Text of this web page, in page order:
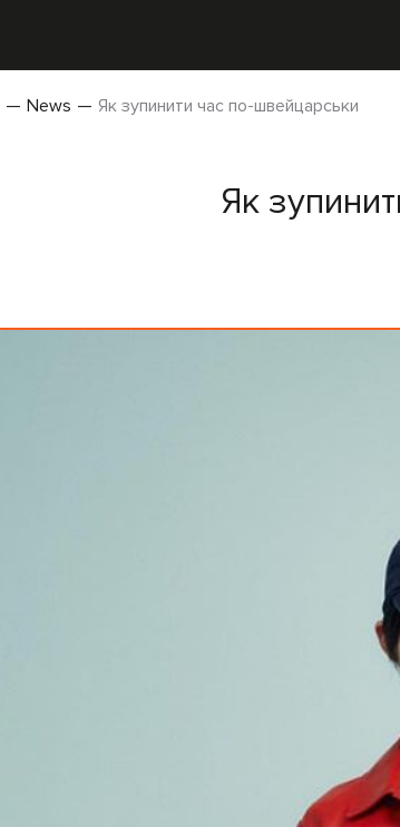
News Як зупинити час по-швейцарськи
Як